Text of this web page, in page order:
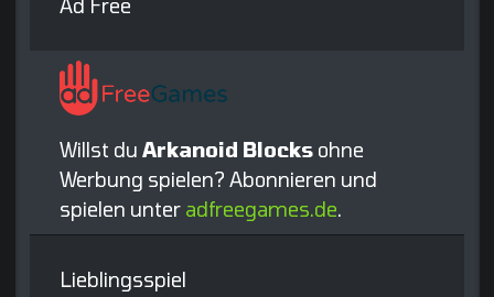
Ad Free
Willst du Arkanoid Blocks ohne
Werbung spielen? Abonnieren und
spielen unter adfreegames.de.
Lieblingsspiel